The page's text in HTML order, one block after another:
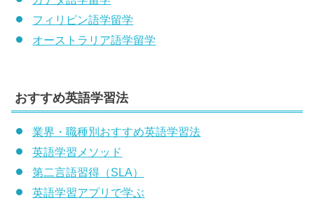
フィリピン語学留学
オーストラリア語学留学
おすすめ英語学習法
業界・職種別おすすめ英語学習法
英語学習メソッド
第二言語習得（SLA）
英語学習アプリで学ぶ